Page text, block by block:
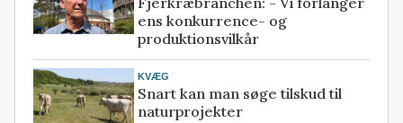
ens konkurrence- og
produktionsvilkår
KVÆG
Snart kan man søge tilskud til
naturprojekter